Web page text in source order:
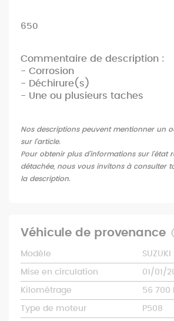
650
Commentaire de description :
- Corrosion
- Déchirure(s)
- Une ou plusieurs taches
Nos descriptions peuvent mentionner un
sur l'article.
Pour obtenir plus d'informations sur l'état
détachée, nous vous invitons à consulter
la description.
Véhicule de provenance
Modèle
Mise en circulation 01/01/
Kilométrage 56 700
Type de moteur P508